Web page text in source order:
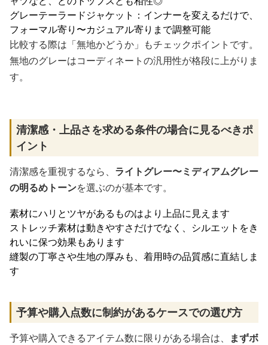
グレーテーラードジャケット：インナーを変えるだけで、
フォーマル寄り〜カジュアル寄りまで調整可能
比較する際は「無地かどうか」もチェックポイントです。
無地のグレーはコーディネートの汎用性が格段に上がりま
す。
清潔感・上品さを求める条件の場合に見るべきポ
イント
清潔感を重視するなら、 ライトグレー〜ミディアムグレー
の明るめトーンを選ぶのが基本です。
素材にハリとツヤがあるものはより上品に見えます
ストレッチ素材は動きやすさだけでなく、シルエットをき
れいに保つ効果もあります
縫製の丁寧さや生地の厚みも、着用時の品質感に直結しま
す
予算や購入点数に制約があるケースでの選び方
予算や購入できるアイテム数に限りがある場合は、
まずボ